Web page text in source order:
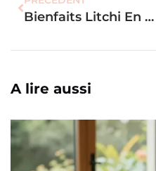
Bienfaits Litchi En Boîte : Les Atouts Santé Et Nutrition À Connaître
A lire aussi